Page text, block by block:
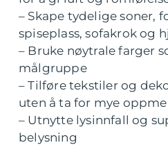
– Skape tydelige soner,
spiseplass, sofakrok og
– Bruke nøytrale farger
målgruppe
– Tilføre tekstiler og
uten å ta for mye
– Utnytte lysinnfall og
belysning